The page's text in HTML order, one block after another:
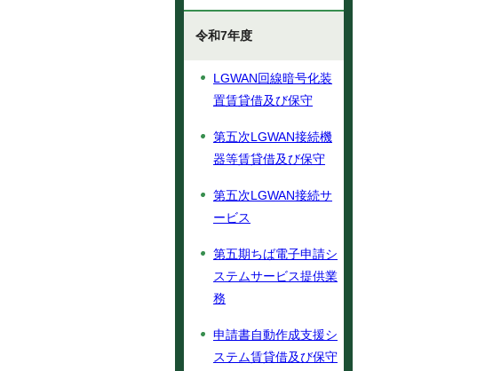
令和7年度
LGWAN回線暗号化装
置賃貸借及び保守
第五次LGWAN接続機
器等賃貸借及び保守
第五次LGWAN接続サ
ービス
第五期ちば電子申請シ
ステムサービス提供業
務
申請書自動作成支援シ
ステム賃貸借及び保守